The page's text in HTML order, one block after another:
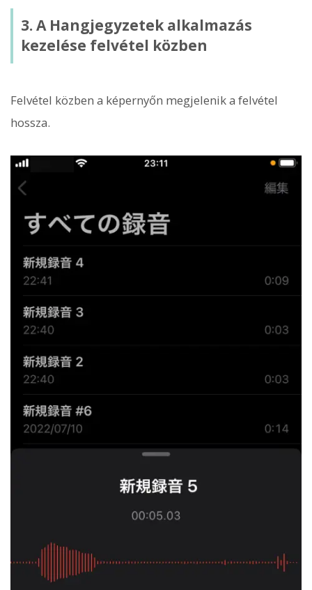
3. A Hangjegyzetek alkalmazás
kezelése felvétel közben
Felvétel közben a képernyőn megjelenik a felvétel
hossza.